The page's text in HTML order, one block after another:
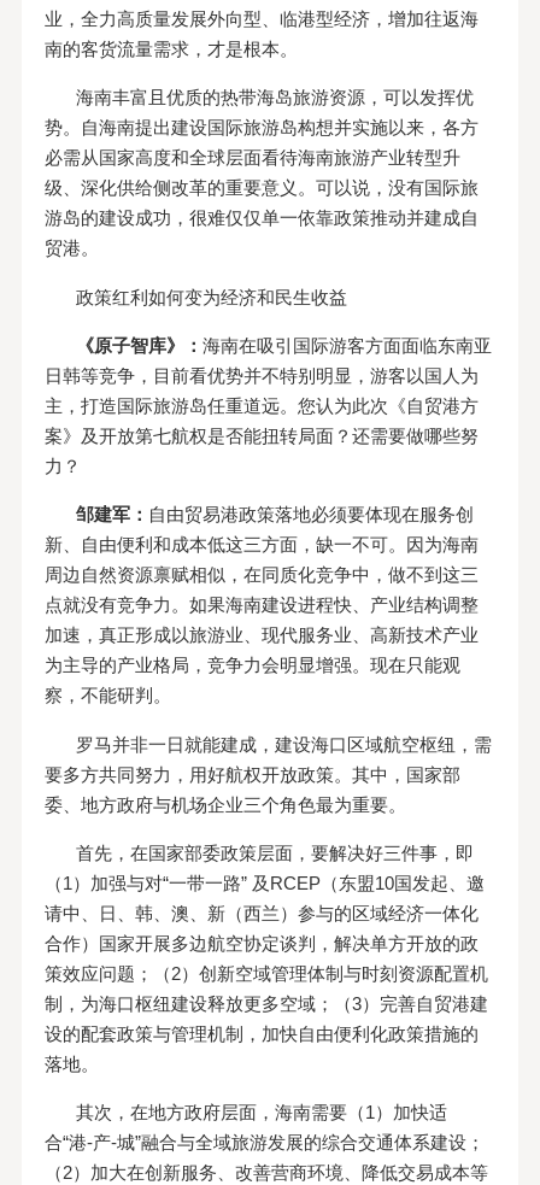
业，全力高质量发展外向型、临港型经济，增加往返海
南的客货流量需求，才是根本。
海南丰富且优质的热带海岛旅游资源，可以发挥优
势。自海南提出建设国际旅游岛构想并实施以来，各方
必需从国家高度和全球层面看待海南旅游产业转型升
级、深化供给侧改革的重要意义。可以说，没有国际旅
游岛的建设成功，很难仅仅单一依靠政策推动并建成自
贸港。
政策红利如何变为经济和民生收益
《原子智库》：海南在吸引国际游客方面面临东南亚
日韩等竞争，目前看优势并不特别明显，游客以国人为
主，打造国际旅游岛任重道远。您认为此次《自贸港方
案》及开放第七航权是否能扭转局面？还需要做哪些努
力？
邹建军： 自由贸易港政策落地必须要体现在服务创
新、自由便利和成本低这三方面，缺一不可。因为海南
周边自然资源禀赋相似，在同质化竞争中，做不到这三
点就没有竞争力。如果海南建设进程快、产业结构调整
加速，真正形成以旅游业、现代服务业、高新技术产业
为主导的产业格局，竞争力会明显增强。现在只能观
察，不能研判。
罗马并非一日就能建成，建设海口区域航空枢纽，需
要多方共同努力，用好航权开放政策。其中，国家部
委、地方政府与机场企业三个角色最为重要。
首先，在国家部委政策层面，要解决好三件事，即
（1）加强与对“一带一路” 及RCEP（东盟10国发起、邀
请中、日、韩、澳、新（西兰）参与的区域经济一体化
合作）国家开展多边航空协定谈判，解决单方开放的政
策效应问题；（2）创新空域管理体制与时刻资源配置机
制，为海口枢纽建设释放更多空域；（3）完善自贸港建
设的配套政策与管理机制，加快自由便利化政策措施的
落地。
其次，在地方政府层面，海南需要（1）加快适
合“港-产-城”融合与全域旅游发展的综合交通体系建设；
（2）加大在创新服务、改善营商环境、降低交易成本等